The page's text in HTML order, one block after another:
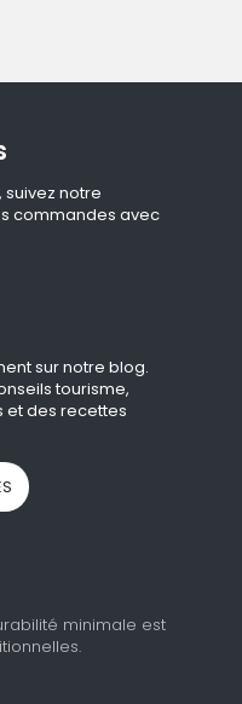
suivez notre
commandes avec
sur notre blog.
tourisme,
et des recettes
minimale est